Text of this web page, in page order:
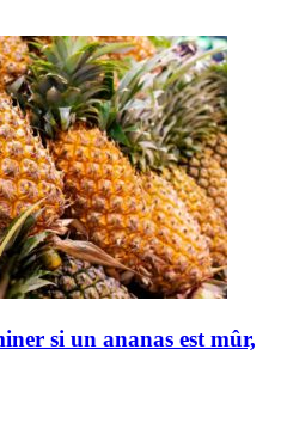
si un ananas est mûr,